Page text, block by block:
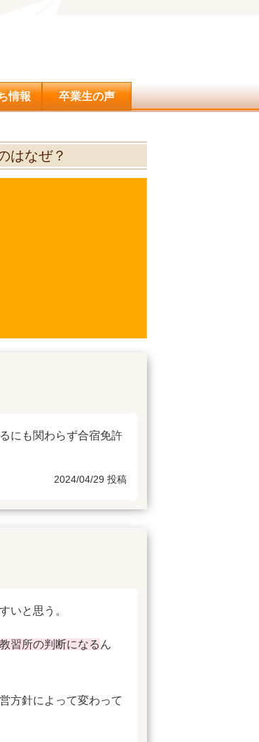
情報 卒業生の声
はなぜ？
にも関わらず合宿免許
2024/04/29 投稿
いと思う。
習所の判断になる ん
方針によって変わって